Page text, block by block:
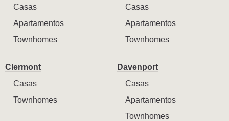
Casas
Apartamentos
Townhomes
Casas
Apartamentos
Townhomes
Clermont
Casas
Townhomes
Davenport
Casas
Apartamentos
Townhomes